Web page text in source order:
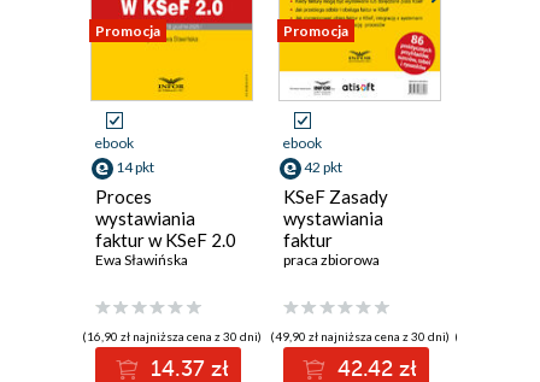
Promocja
ebook
14 pkt
Proces
wystawiania
faktur w KSeF 2.0
Ewa Sławińska
(16,90 zł najniższa cena z 30 dni)
14.37 zł
Promocja
ebook
42 pkt
KSeF Zasady
wystawiania
faktur
praca zbiorowa
(49,90 zł najniższa cena z 30 dni)
42.42 zł
(119,00 zł